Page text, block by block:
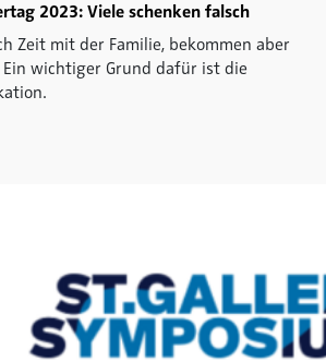
2023: Viele schenken falsch
Zeit mit der Familie, bekommen aber
wichtiger Grund dafür ist die